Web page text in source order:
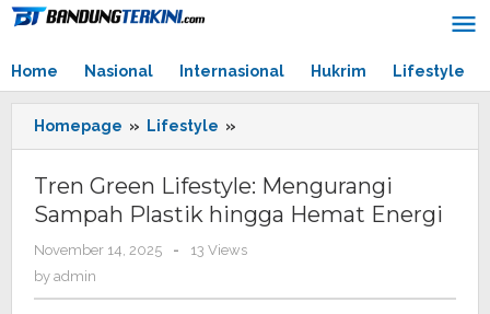
Skip
Home
Nasional Internasional Hukrim Lifestyle
Homepage » Lifestyle »
Green
Mengurangi
Sampah
Tren Green Lifestyle: Mengurangi
Sampah Plastik hingga Hemat Energi
November 14, 2025
by
-
13 Views
by admin